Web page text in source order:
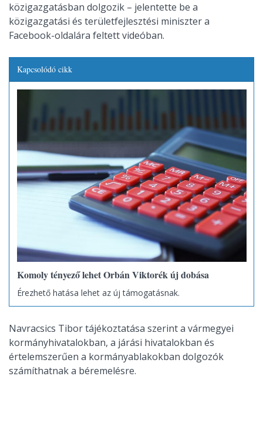
közigazgatásban dolgozik – jelentette be a
közigazgatási és területfejlesztési miniszter a
Facebook-oldalára feltett videóban.
Kapcsolódó cikk
Komoly tényező lehet Orbán Viktorék új dobása
Érezhető hatása lehet az új támogatásnak.
Navracsics Tibor tájékoztatása szerint a vármegyei
kormányhivatalokban, a járási hivatalokban és
értelemszerűen a kormányablakokban dolgozók
számíthatnak a béremelésre.